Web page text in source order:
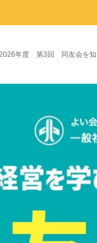
年度 第3回 同友会を知